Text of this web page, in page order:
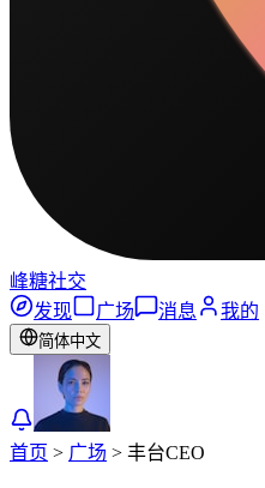
峰糖社交
发现
广场 消息 我的
简体中文
首页 > 广场 > 丰台CEO